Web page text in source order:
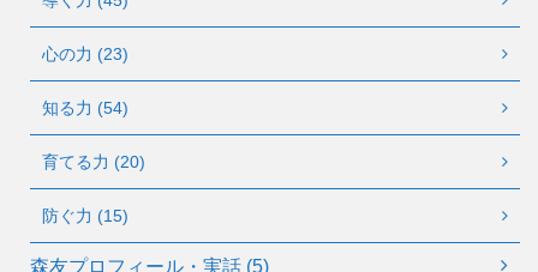
心の力 (23)
知る力 (54)
育てる力 (20)
防ぐ力 (15)
森友プロフィール・実話 (5)